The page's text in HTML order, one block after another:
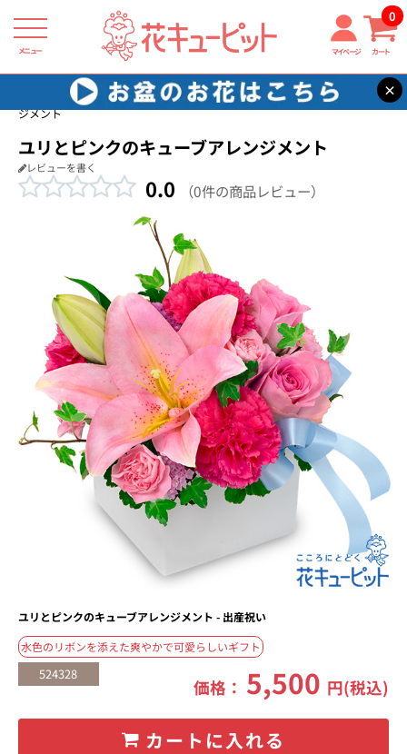
メニュー マイページ カート
0
×
花キューピット 出産祝い
【出産祝い】ユリとピンクのキューブアレン
ジメント
ユリとピンクのキューブアレンジメント
レビューを書く
0.0 （0件の商品レビュー）
ユリとピンクのキューブアレンジメント - 出産祝い
水色のリボンを添えた爽やかで可愛らしいギフト
524328
価格： 5,500 円(税込)
カートに入れる